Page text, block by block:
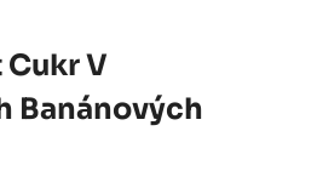
V
Banánových